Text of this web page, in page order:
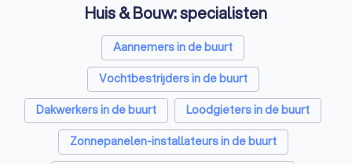
Huis & Bouw: specialisten
Aannemers in de buurt
Vochtbestrijders in de buurt
Dakwerkers in de buurt
Loodgieters in de buurt
Zonnepanelen-installateurs in de buurt